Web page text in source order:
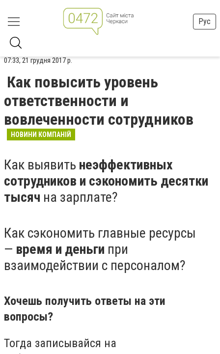
Рус
07:33, 21 грудня 2017 р.
Как повысить уровень
ответственности и
вовлеченности сотрудников
НОВИНИ КОМПАНІЙ
Как выявить неэффективных
сотрудников и сэкономить десятки
тысяч на зарплате?
Как сэкономить главные ресурсы
— время и деньги при
взаимодействии с персоналом?
Хочешь получить ответы на эти
вопросы?
Тогда записывайся на